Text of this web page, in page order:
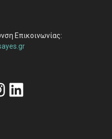
Επικοινωνίας:
Linkedin